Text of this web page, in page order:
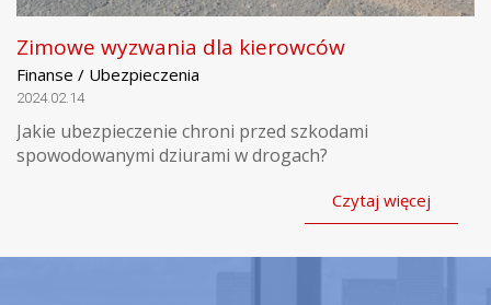
Zimowe wyzwania dla kierowców
Finanse / Ubezpieczenia
2024.02.14
Jakie ubezpieczenie chroni przed szkodami
spowodowanymi dziurami w drogach?
Czytaj więcej